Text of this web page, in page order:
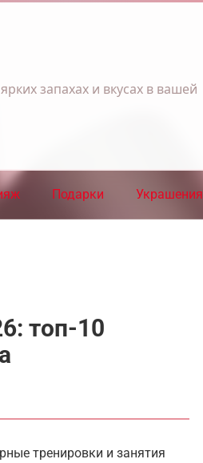
запахах и вкусах в вашей
Подарки Украшения
топ-10
тренировки и занятия